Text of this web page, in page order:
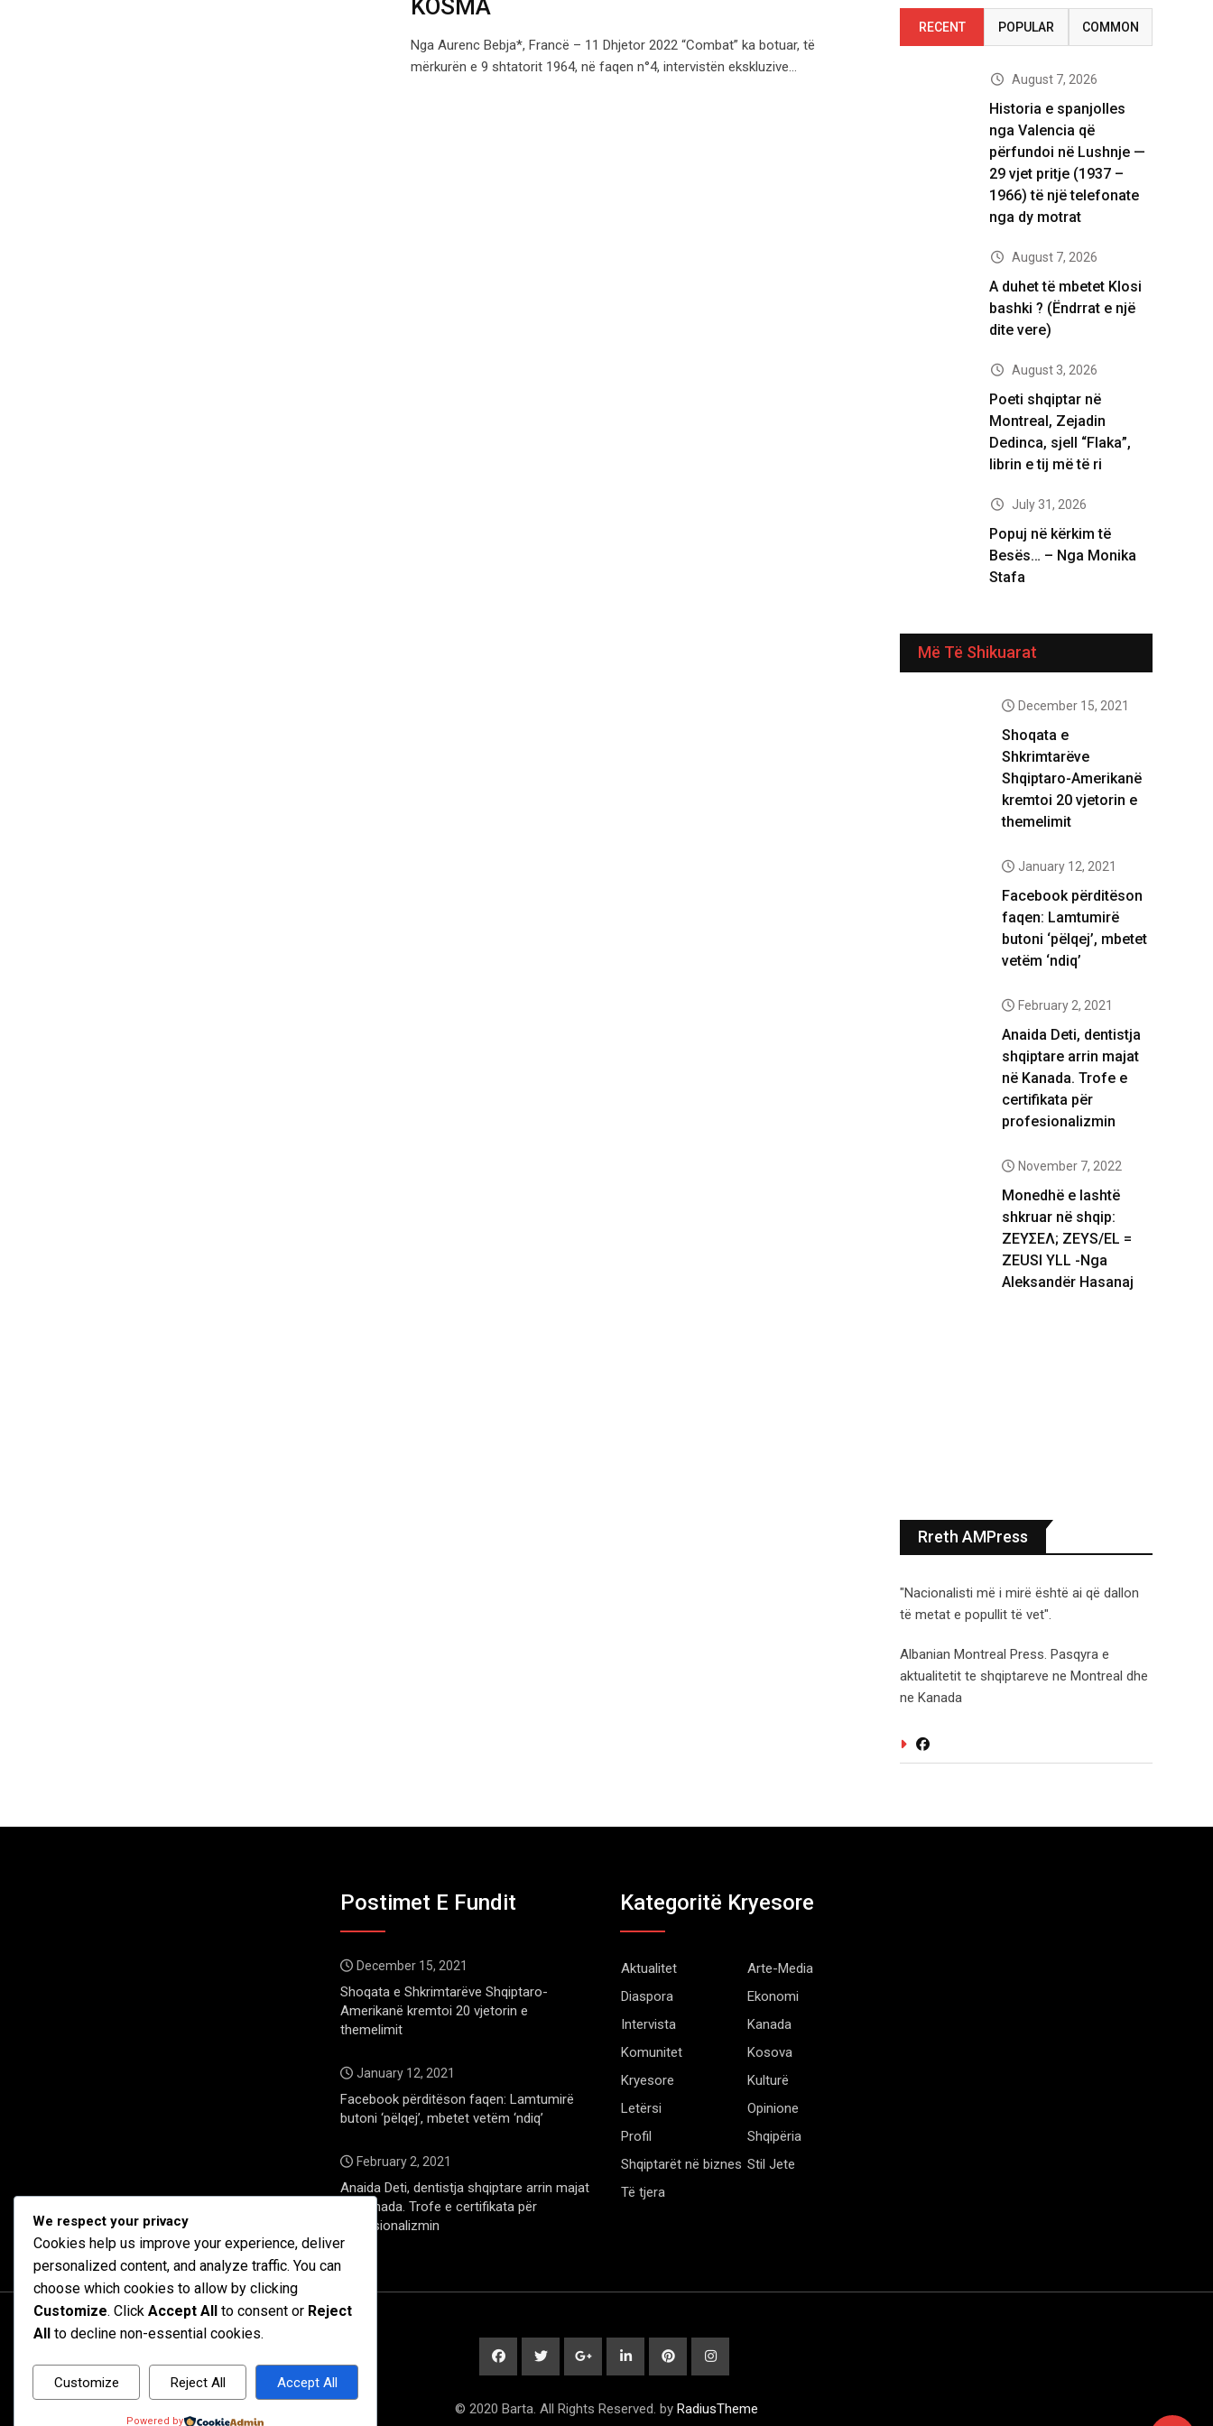
KOSMA
Nga Aurenc Bebja*, Francë – 11 Dhjetor 2022 “Combat” ka botuar, të
mërkurën e 9 shtatorit 1964, në faqen n°4, intervistën ekskluzive…
RECENT POPULAR COMMON
August 7, 2026
Historia e spanjolles
nga Valencia që
përfundoi në Lushnje —
29 vjet pritje (1937 –
1966) të një telefonate
nga dy motrat
August 7, 2026
A duhet të mbetet Klosi
bashki ? (Ëndrrat e një
dite vere)
August 3, 2026
Poeti shqiptar në
Montreal, Zejadin
Dedinca, sjell “Flaka”,
librin e tij më të ri
July 31, 2026
Popuj në kërkim të
Besës… – Nga Monika
Stafa
Më Të Shikuarat
December 15, 2021
Shoqata e
Shkrimtarëve
Shqiptaro-Amerikanë
kremtoi 20 vjetorin e
themelimit
January 12, 2021
Facebook përditëson
faqen: Lamtumirë
butoni ‘pëlqej’, mbetet
vetëm ‘ndiq’
February 2, 2021
Anaida Deti, dentistja
shqiptare arrin majat
në Kanada. Trofe e
certifikata për
profesionalizmin
November 7, 2022
Monedhë e lashtë
shkruar në shqip:
ΖΕΥΣΕΛ; ZEYS/EL =
ZEUSI YLL -Nga
Aleksandër Hasanaj
Rreth AMPress
"Nacionalisti më i mirë është ai që dallon
të metat e popullit të vet".
Albanian Montreal Press. Pasqyra e
aktualitetit te shqiptareve ne Montreal dhe
ne Kanada
Postimet E Fundit
December 15, 2021
Shoqata e Shkrimtarëve Shqiptaro-
Amerikanë kremtoi 20 vjetorin e
themelimit
January 12, 2021
Facebook përditëson faqen: Lamtumirë
butoni ‘pëlqej’, mbetet vetëm ‘ndiq’
February 2, 2021
Anaida Deti, dentistja shqiptare arrin majat
në Kanada. Trofe e certifikata për
profesionalizmin
Kategoritë Kryesore
Aktualitet
Arte-Media
Diaspora
Ekonomi
Intervista
Kanada
Komunitet
Kosova
Kryesore
Kulturë
Letërsi
Opinione
Profil
Shqipëria
Shqiptarët në biznes Stil Jete
Të tjera
© 2020 Barta. All Rights Reserved. by RadiusTheme
We respect your privacy
Cookies help us improve your experience, deliver
personalized content, and analyze traffic. You can
choose which cookies to allow by clicking
Customize. Click Accept All to consent or Reject
All
to decline non-essential cookies.
Customize Reject All Accept All
Powered by